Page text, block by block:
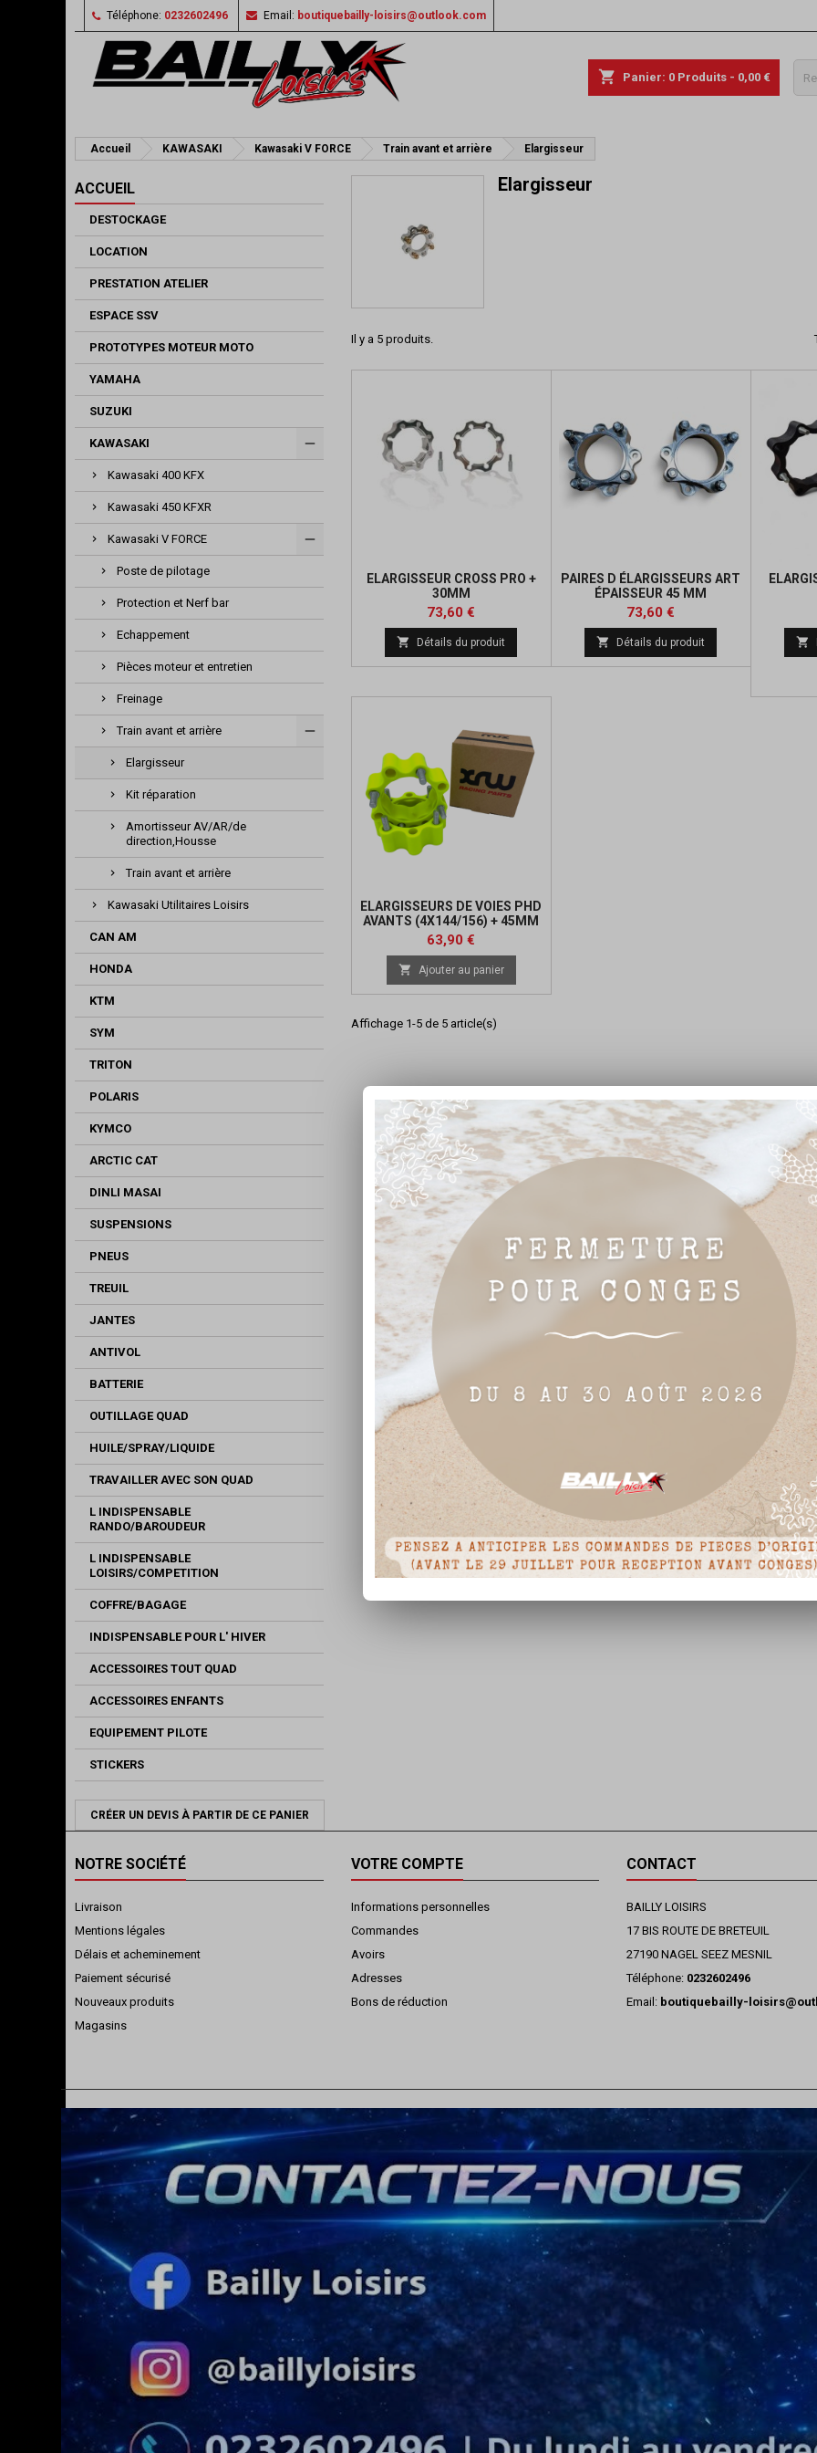
Téléphone: 0232602496 Email: boutiquebailly-loisirs@outlook.com
shopping_cart Panier: 0 Produits - 0,00 €
Accueil KAWASAKI Kawasaki V FORCE Train avant et arrière Elargisseur
ACCUEIL
DESTOCKAGE
LOCATION
PRESTATION ATELIER
ESPACE SSV
PROTOTYPES MOTEUR MOTO
YAMAHA
SUZUKI
KAWASAKI
Kawasaki 400 KFX
Kawasaki 450 KFXR
Kawasaki V FORCE
Poste de pilotage
Protection et Nerf bar
Echappement
Pièces moteur et entretien
Freinage
Train avant et arrière
Elargisseur
Kit réparation
Amortisseur AV/AR/de
direction,Housse
Train avant et arrière
Kawasaki Utilitaires Loisirs
CAN AM
HONDA
KTM
SYM
TRITON
POLARIS
KYMCO
ARCTIC CAT
DINLI MASAI
SUSPENSIONS
PNEUS
TREUIL
JANTES
ANTIVOL
BATTERIE
OUTILLAGE QUAD
HUILE/SPRAY/LIQUIDE
TRAVAILLER AVEC SON QUAD
L INDISPENSABLE
RANDO/BAROUDEUR
L INDISPENSABLE
LOISIRS/COMPETITION
COFFRE/BAGAGE
INDISPENSABLE POUR L' HIVER
ACCESSOIRES TOUT QUAD
ACCESSOIRES ENFANTS
EQUIPEMENT PILOTE
STICKERS
CRÉER UN DEVIS À PARTIR DE CE PANIER
Elargisseur
Il y a 5 produits.
ELARGISSEUR CROSS PRO +
30MM
Prix
73,60 €
base
 Détails du produit
PAIRES D ÉLARGISSEURS ART
ÉPAISSEUR 45 MM
Prix
73,60 €
base
 Détails du produit 
ELARGISSEURS DE VOIES PHD
AVANTS (4X144/156) + 45MM
JAUNE FLUO (10X1.25)
Prix
63,90 €
base
 Ajouter au panier
Affichage 1-5 de 5 article(s)
NOTRE SOCIÉTÉ
Livraison
Mentions légales
Délais et acheminement
Paiement sécurisé
Nouveaux produits
Magasins
VOTRE COMPTE
Informations personnelles
Commandes
Avoirs
Adresses
Bons de réduction
CONTACT
BAILLY LOISIRS
17 BIS ROUTE DE BRETEUIL
27190 NAGEL SEEZ MESNIL
Téléphone: 0232602496
Email: boutiquebailly-